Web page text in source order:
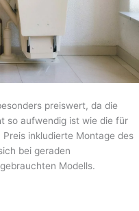
preiswert, da die
so aufwendig ist wie die für
inkludierte Montage des
bei geraden
Modells.